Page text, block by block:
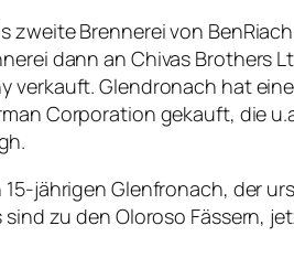
zweite Brennerei von
dann an Chivas Brothers
verkauft. Glendronach hat
Corporation gekauft, die
jährigen Glenfronach, der
zu den Oloroso Fässern,